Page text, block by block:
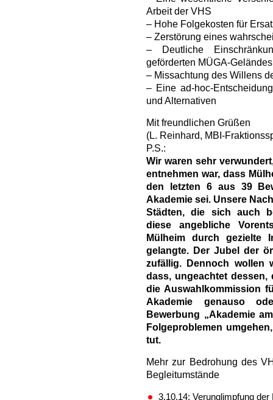
Arbeit der VHS
– Hohe Folgekosten für
– Zerstörung eines
– Deutliche
geförderten MÜGA-Geländes
– Missachtung des Willens
– Eine ad-hoc-
und Alternativen
Mit freundlichen Grüßen
(L. Reinhard, MBI-
P.S.:
Wir waren sehr
entnehmen war, dass
den letzten 6 aus 39
Akademie sei. Unsere
Städten, die sich auch
diese angebliche
Mülheim durch gezielte
gelangte. Der Jubel der
zufällig. Dennoch wollen
dass, ungeachtet
die Auswahlkommission
Akademie genauso
Bewerbung „Akademie
Folgeproblemen
tut.
Mehr zur Bedrohung des
Begleitumstände
3.10.14: Verunglimpfung